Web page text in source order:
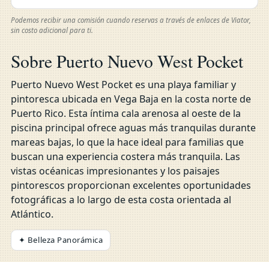
Podemos recibir una comisión cuando reservas a través de enlaces de Viator,
sin costo adicional para ti.
Sobre Puerto Nuevo West Pocket
Puerto Nuevo West Pocket es una playa familiar y
pintoresca ubicada en Vega Baja en la costa norte de
Puerto Rico. Esta íntima cala arenosa al oeste de la
piscina principal ofrece aguas más tranquilas durante
mareas bajas, lo que la hace ideal para familias que
buscan una experiencia costera más tranquila. Las
vistas océanicas impresionantes y los paisajes
pintorescos proporcionan excelentes oportunidades
fotográficas a lo largo de esta costa orientada al
Atlántico.
✦ Belleza Panorámica